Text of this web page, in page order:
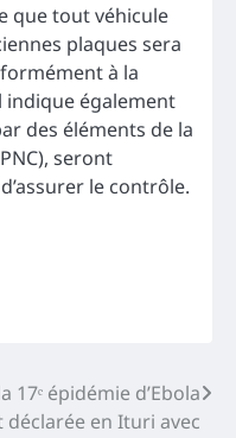
que tout véhicule
plaques sera
à la
indique également
des éléments de la
seront
le contrôle.
17ᵉ épidémie d’Ebola
en Ituri avec